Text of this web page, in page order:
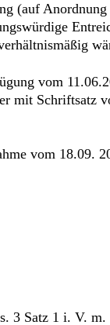
(auf
vom
mit Schriftsatz
vom 18.09.
3 Satz 1 i. V.